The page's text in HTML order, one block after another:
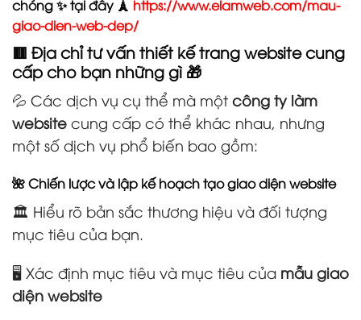
chóng ✨ tại đây 🗼 https://www.elamweb.com/mau-
giao-dien-web-dep/
🟥 Địa chỉ tư vấn thiết kế trang website cung
cấp cho bạn những gì 🎁
💦 Các dịch vụ cụ thể mà một công ty làm
website cung cấp có thể khác nhau, nhưng
một số dịch vụ phổ biến bao gồm:
🌺 Chiến lược và lập kế hoạch tạo giao diện website
🏛️ Hiểu rõ bản sắc thương hiệu và đối tượng
mục tiêu của bạn.
🖥️ Xác định mục tiêu và mục tiêu của mẫu giao
diện website